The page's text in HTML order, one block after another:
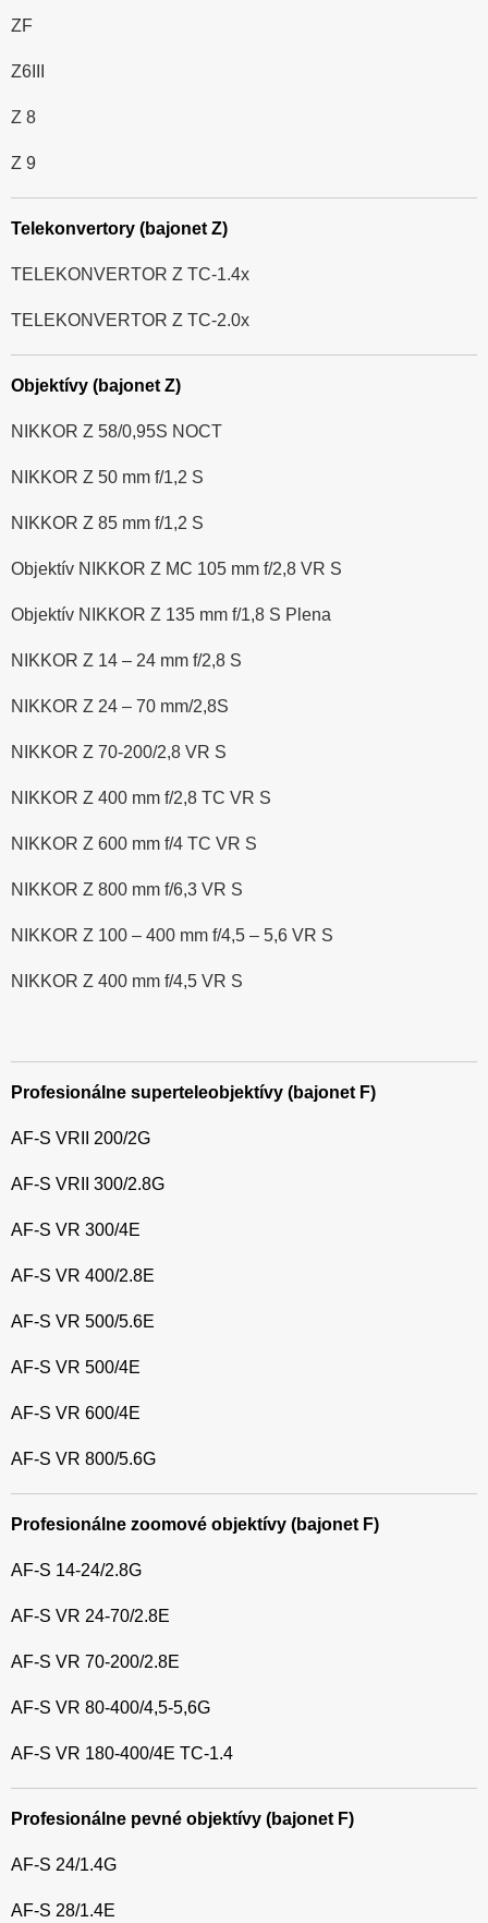
ZF
Z6III
Z 8
Z 9
Telekonvertory (bajonet Z)
TELEKONVERTOR Z TC-1.4x
TELEKONVERTOR Z TC-2.0x
Objektívy (bajonet Z)
NIKKOR Z 58/0,95S NOCT
NIKKOR Z 50 mm f/1,2 S
NIKKOR Z 85 mm f/1,2 S
Objektív NIKKOR Z MC 105 mm f/2,8 VR S
Objektív NIKKOR Z 135 mm f/1,8 S Plena
NIKKOR Z 14 – 24 mm f/2,8 S
NIKKOR Z 24 – 70 mm/2,8S
NIKKOR Z 70-200/2,8 VR S
NIKKOR Z 400 mm f/2,8 TC VR S
NIKKOR Z 600 mm f/4 TC VR S
NIKKOR Z 800 mm f/6,3 VR S
NIKKOR Z 100 – 400 mm f/4,5 – 5,6 VR S
NIKKOR Z 400 mm f/4,5 VR S
Profesionálne superteleobjektívy (bajonet F)
AF-S VRII 200/2G
AF-S VRII 300/2.8G
AF-S VR 300/4E
AF-S VR 400/2.8E
AF-S VR 500/5.6E
AF-S VR 500/4E
AF-S VR 600/4E
AF-S VR 800/5.6G
Profesionálne zoomové objektívy (bajonet F)
AF-S 14-24/2.8G
AF-S VR 24-70/2.8E
AF-S VR 70-200/2.8E
AF-S VR 80-400/4,5-5,6G
AF-S VR 180-400/4E TC-1.4
Profesionálne pevné objektívy (bajonet F)
AF-S 24/1.4G
AF-S 28/1.4E